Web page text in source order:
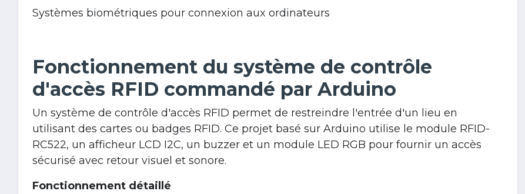
Systèmes biométriques pour connexion aux ordinateurs
Fonctionnement du système de contrôle
d'accès RFID commandé par Arduino
Un système de contrôle d'accès RFID permet de restreindre l'entrée d'un lieu en
utilisant des cartes ou badges RFID. Ce projet basé sur Arduino utilise le module RFID-
RC522, un afficheur LCD I2C, un buzzer et un module LED RGB pour fournir un accès
sécurisé avec retour visuel et sonore.
Fonctionnement détaillé